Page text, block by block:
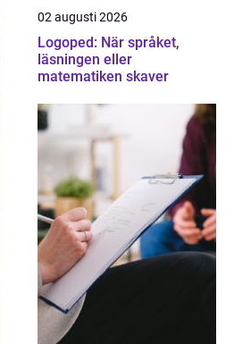
02 augusti 2026
Logoped: När språket,
läsningen eller
matematiken skaver